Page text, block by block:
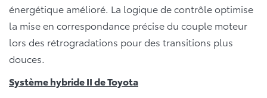
énergétique amélioré. La logique de contrôle optimise
la mise en correspondance précise du couple moteur
lors des rétrogradations pour des transitions plus
douces.
Système hybride II de Toyota